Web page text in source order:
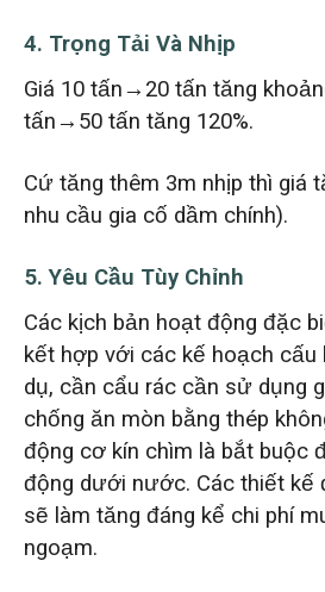
4. Trọng Tải Và Nhịp
Giá 10 tấn→20 tấn tăng
tấn→50 tấn tăng 120%.
Cứ tăng thêm 3m nhịp thì giá
nhu cầu gia cố dầm chính).
5. Yêu Cầu Tùy Chỉnh
Các kịch bản hoạt động đặc
kết hợp với các kế hoạch cấu
dụ, cần cẩu rác cần sử dụng
chống ăn mòn bằng thép
động cơ kín chìm là bắt buộc
động dưới nước. Các thiết kế
sẽ làm tăng đáng kể chi phí
ngoạm.